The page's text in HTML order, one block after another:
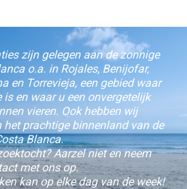
zijn gelegen aan de zonnige
o.a. in Rojales, Benijofar,
en Torrevieja, een gebied waar
is en waar u een onvergetelijk
vieren. Ook hebben wij
prachtige binnenland van de
Blanca.
Aarzel niet en neem
met ons op.
kan op elke dag van de week!